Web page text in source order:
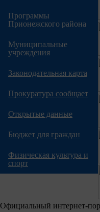
Программы
Прионежского района
Муниципальные
учреждения
Законодательная карта
Прокуратура сообщает
Открытые данные
Бюджет для граждан
Физическая культура и
спорт
Официальный интернет-